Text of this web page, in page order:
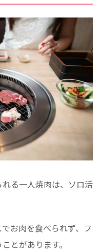
る一人焼肉は、ソロ活
お肉を食べられず、フ
とがあります。